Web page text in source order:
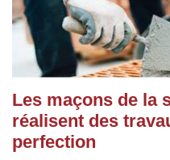
Les maçons de la
réalisent des
perfection